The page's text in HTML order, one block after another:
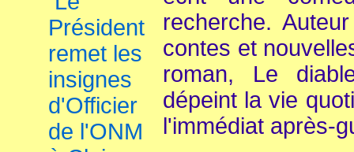
Président
remet les
insignes
d'Officier
de l'ONM
recherche.
contes et
roman, Le
dépeint la vie
l'immédiat après-